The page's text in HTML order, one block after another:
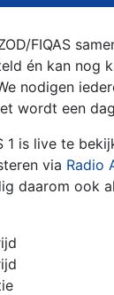
FIQAS
én kan nog
nodigen
wordt een
1 is live te
via Radio
daarom ook